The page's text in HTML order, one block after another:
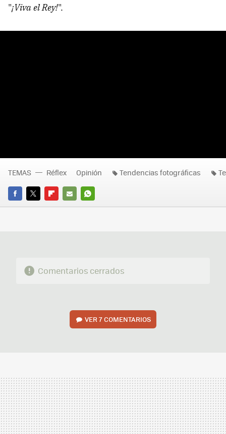
"¡Viva el Rey!".
FACEBOOK
TWITTERFLIPBOARD
E-
WHATSAPP
TEMAS Réflex Opinión Tendencias fotográficas
Comentarios cerrados
VER7 COMENTARIOS